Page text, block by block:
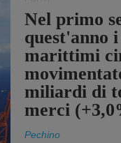
Nel primo
quest'anno
marittimi
miliardi di
merci
Pechino